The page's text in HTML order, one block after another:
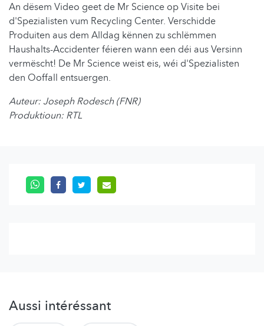
An dësem Video geet de Mr Science op Visite bei
d'Spezialisten vum Recycling Center. Verschidde
Produiten aus dem Alldag kënnen zu schlëmmen
Haushalts-Accidenter féieren wann een déi aus Versinn
vermëscht! De Mr Science weist eis, wéi d'Spezialisten
den Ooffall entsuergen.
Auteur: Joseph Rodesch (FNR)
Produktioun: RTL
Aussi intéréssant